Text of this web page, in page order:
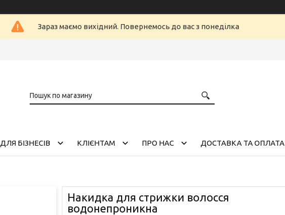
Зараз маємо вихідний. Повернемось до вас з понеділка
ДЛЯ БІЗНЕСІВ КЛІЄНТАМ ПРО НАС ДОСТАВКА ТА ОПЛАТА
Накидка для стрижки волосся
водонепроникна